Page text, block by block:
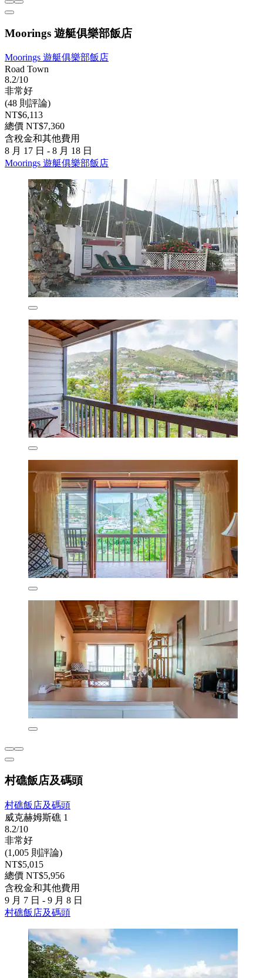
Moorings 遊艇俱樂部飯店
Moorings 遊艇俱樂部飯店
Road Town
8.2/10
非常好
(48 則評論)
NT$6,113
總價 NT$7,360
含稅金和其他費用
8 月 17 日 - 8 月 18 日
Moorings 遊艇俱樂部飯店
村礁飯店及碼頭
村礁飯店及碼頭
威克赫姆斯礁 1
8.2/10
非常好
(1,005 則評論)
NT$5,015
總價 NT$5,956
含稅金和其他費用
9 月 7 日 - 9 月 8 日
村礁飯店及碼頭